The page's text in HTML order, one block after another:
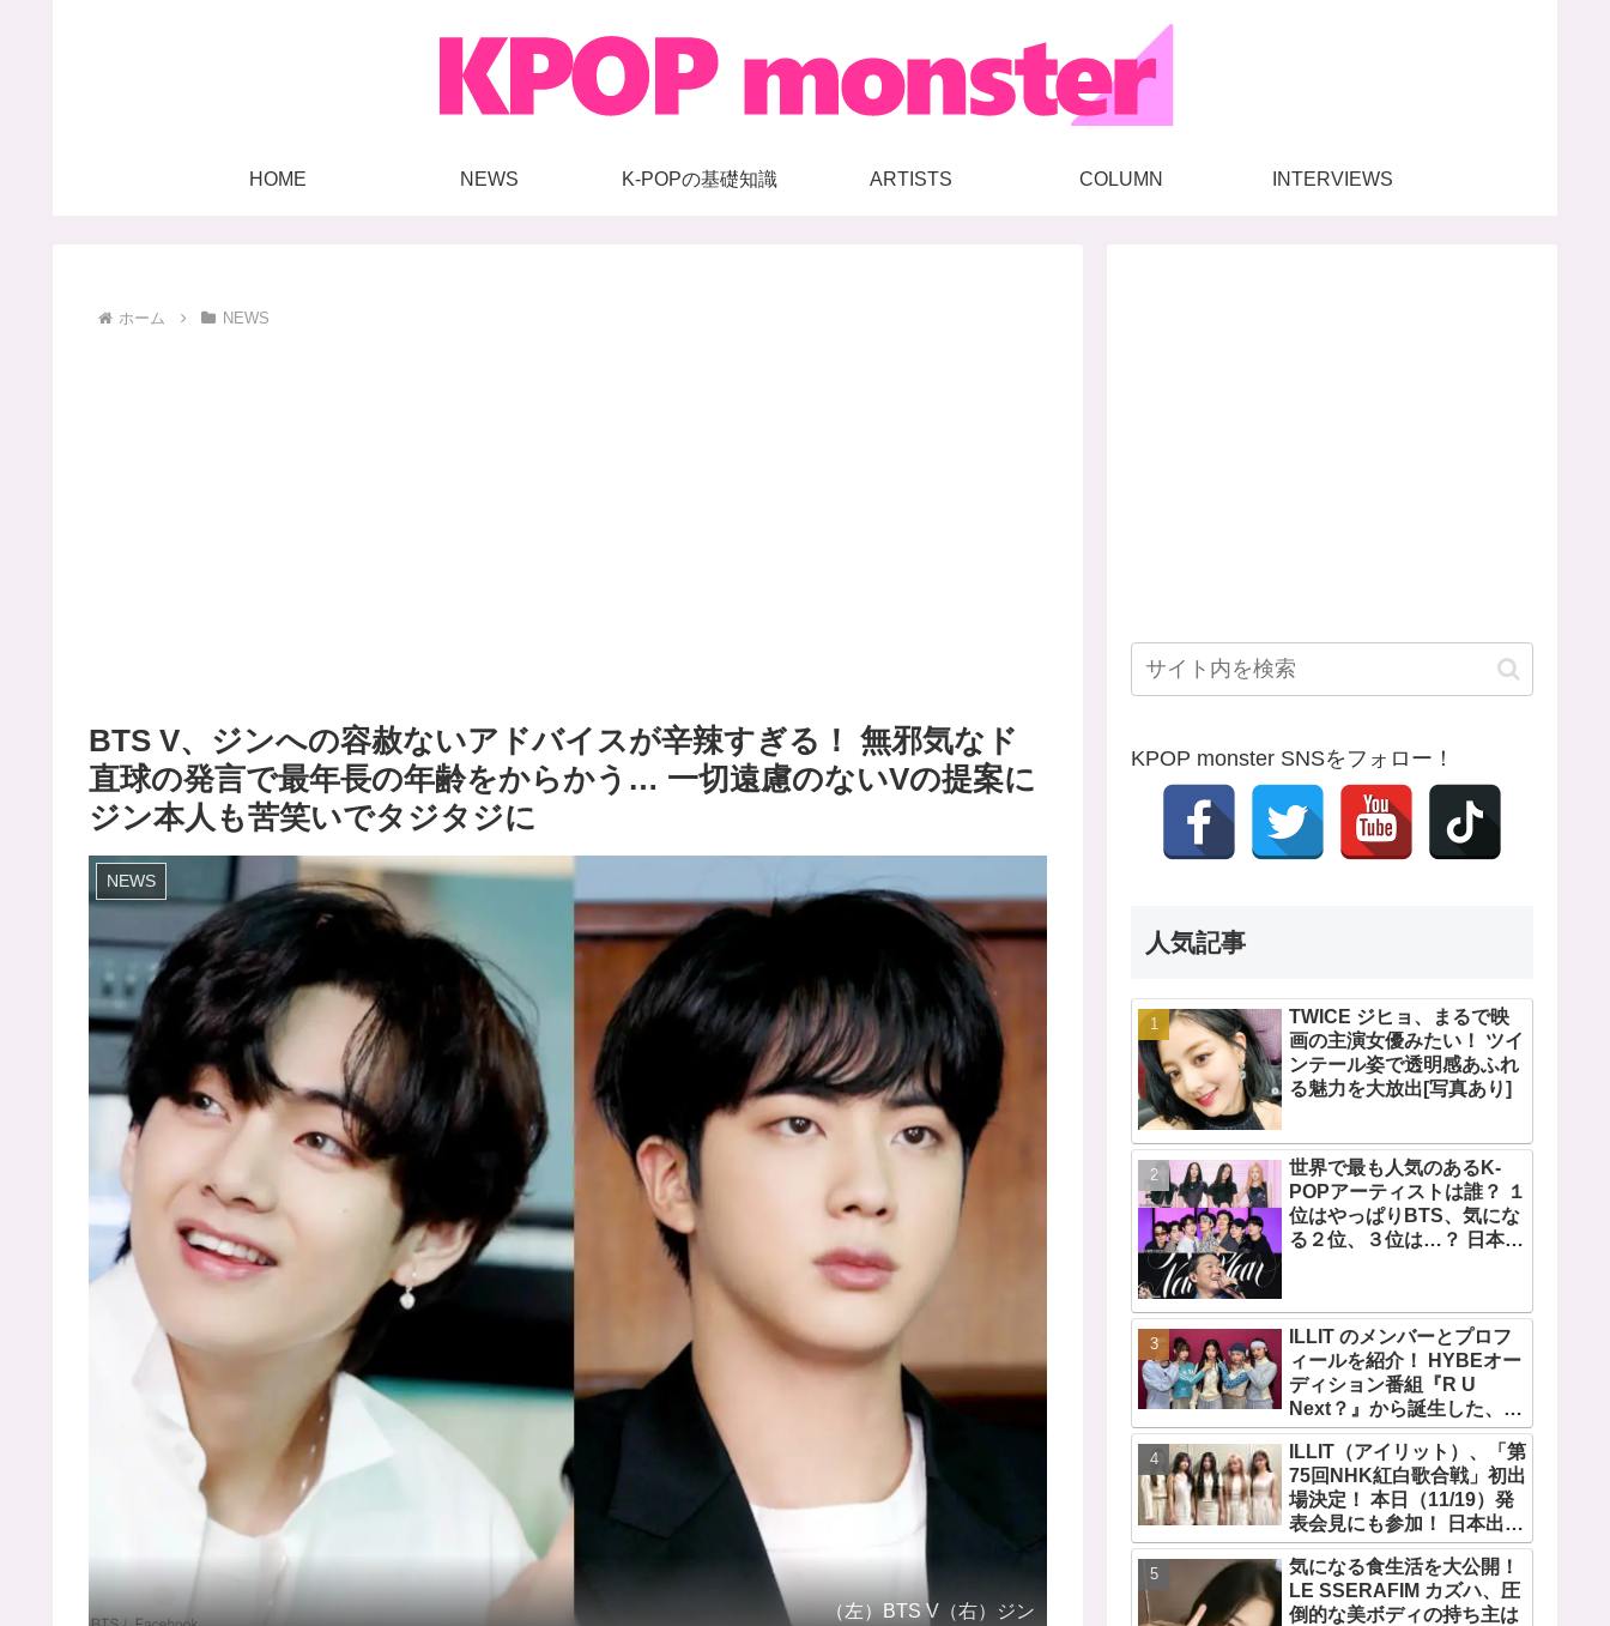
HOME NEWS K-POPの基礎知識 ARTISTS COLUMN INTERVIEWS
ホーム NEWS
BTS V、ジンへの容赦ないアドバイスが辛辣すぎる！ 無邪気なド
直球の発言で最年長の年齢をからかう… 一切遠慮のないVの提案に
ジン本人も苦笑いでタジタジに
NEWS
（左）BTS V（右）ジン
KPOP monster SNSをフォロー！
人気記事
TWICE ジヒョ、まるで映
画の主演女優みたい！ ツイ
ンテール姿で透明感あふれ
る魅力を大放出[写真あり]
世界で最も人気のあるK-
POPアーティストは誰？ １
位はやっぱりBTS、気にな
る２位、３位は…？ 日本の
の個性あふれるデータに注
目殺到
ILLIT のメンバーとプロフ
ィールを紹介！ HYBEオー
ディション番組『R U
Next？』から誕生した、日
本人のイロハとモカを含む
5人組ガールズグループ！
デビュー曲「Magnetic」が
いきなりの大ヒット
ILLIT（アイリット）、「第
75回NHK紅白歌合戦」初出
場決定！ 本日（11/19）発
表会見にも参加！ 日本出身
のイロハとモカ、意気込み
を語る「ずっと夢見てたス
テージ…嬉しくて光栄」
気になる食生活を大公開！
LE SSERAFIM カズハ、圧
倒的な美ボディの持ち主は